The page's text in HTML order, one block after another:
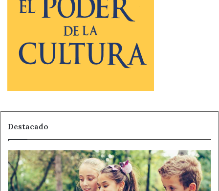
Destacado
Expertos
sugieren
rescatar
series